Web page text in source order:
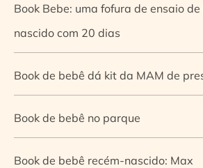
Book Bebe: uma fofura de ensaio
nascido com 20 dias
Book de bebê dá kit da MAM de
Book de bebê no parque
Book de bebê recém-nascido: Max